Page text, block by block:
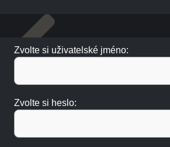
Zvolte si uživatelské jméno:
Zvolte si heslo: